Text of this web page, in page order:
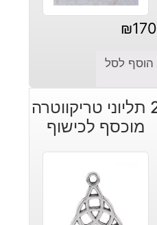
₪170
הוסף לסל
2 תליוני טריקווטרה
מוכסף לכישוף